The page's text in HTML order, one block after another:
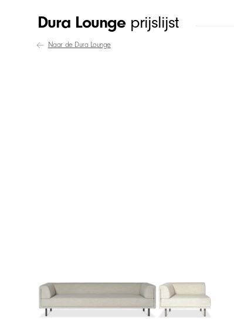
Dura Lounge prijslijst
Naar de Dura Lounge